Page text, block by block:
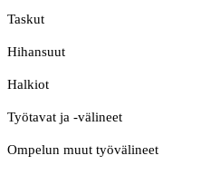
Taskut
Hihansuut
Halkiot
Työtavat ja -välineet
Ompelun muut työvälineet